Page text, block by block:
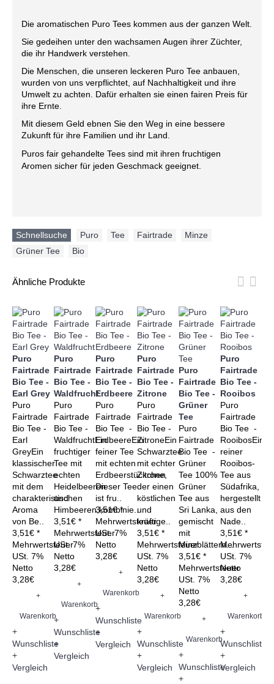
Die aromatischen Puro Tees kommen aus der ganzen Welt.
Sie gedeihen unter den wachsamen Augen ihrer Züchter,
die ihr Handwerk verstehen.
Die Menschen, die unseren leckeren Puro Tee anbauen,
wurden von uns verpflichtet, auf Nachhaltigkeit und ihre
Umwelt zu achten. Dafür erhalten sie einen fairen Preis für
ihre Ernte.
Mit diesem Geld ebnen Sie den Weg in eine bessere
Zukunft für ihre Familien und ihr Land.
Puros fair gehandelte Tees sind mit ihren fruchtigen
Aromen sicher für jeden Geschmack geeignet.
Schnellsuche Puro Tee Fairtrade Minze
Grüner Tee
Bio
Ähnliche Produkte
Puro
Fairtrade
Bio Tee -
Earl Grey
Puro
Fairtrade
Bio Tee -
Earl
GreyEin
klassischer
Schwarztee
mit dem
charakteristischen
Aroma
von Be..
3,51€ *
Mehrwertsteuer
USt. 7%
Netto
3,28€
+
Warenkorb
+
Wunschliste
+
Vergleich
Puro
Fairtrade
Bio Tee -
Waldfrucht
Puro
Fairtrade
Bio Tee -
WaldfruchtEin
fruchtiger
Tee mit
echten
Heidelbeeren
und
Himbeeren,kombinie..
3,51€ *
Mehrwertsteuer
USt. 7%
Netto
3,28€
+
Warenkorb
+
Wunschliste
+
Vergleich
Puro
Fairtrade
Bio Tee -
Erdbeere
Puro
Fairtrade
Bio Tee -
ErdbeereEin
feiner Tee
mit echten
Erdbeerstückchen
Dieser Tee
ist fru..
3,51€ *
Mehrwertsteuer
USt. 7%
Netto
3,28€
+
Warenkorb
+
Wunschliste
+
Vergleich
Puro
Fairtrade
Bio Tee -
Zitrone
Puro
Fairtrade
Bio Tee -
ZitroneEin
Schwarztee
mit echter
Zitrone,
der einen
köstlichen
und
kräftige..
3,51€ *
Mehrwertsteuer
USt. 7%
Netto
3,28€
+
Warenkorb
+
Wunschliste
+
Vergleich
Puro
Fairtrade
Bio Tee -
Grüner
Tee
Puro
Fairtrade
Bio Tee -
Grüner
Tee 100%
Grüner
Tee aus
Sri Lanka,
gemischt
mit
Minzblättern...
3,51€ *
Mehrwertsteuer
USt. 7%
Netto
3,28€
+
Warenkorb
+
Wunschliste
+
Puro
Fairtrade
Bio Tee -
Rooibos
Puro
Fairtrade
Bio Tee -
RooibosEin
reiner
Rooibos-
Tee aus
Südafrika,
hergestellt
aus den
Nade..
3,51€ *
USt. 7%
Netto
3,28€
+
Warenkorb
+
Wunschliste
+
Vergleich
Ih..